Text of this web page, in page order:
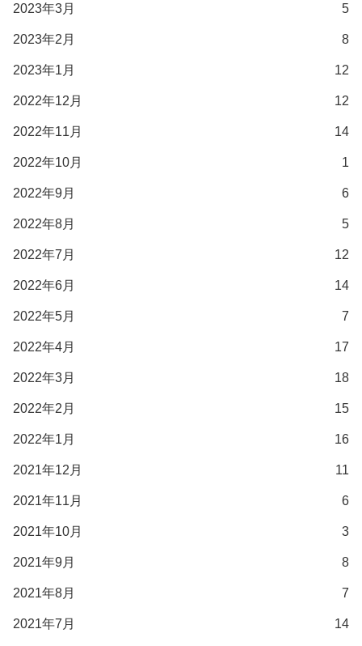
2023年3月 5
2023年2月 8
2023年1月 12
2022年12月 12
2022年11月 14
2022年10月 1
2022年9月 6
2022年8月 5
2022年7月 12
2022年6月 14
2022年5月 7
2022年4月 17
2022年3月 18
2022年2月 15
2022年1月 16
2021年12月 11
2021年11月 6
2021年10月 3
2021年9月 8
2021年8月 7
2021年7月 14